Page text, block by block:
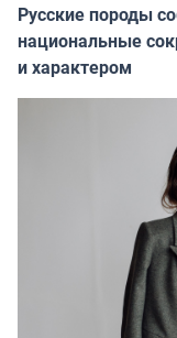
Русские породы
национальные
и характером